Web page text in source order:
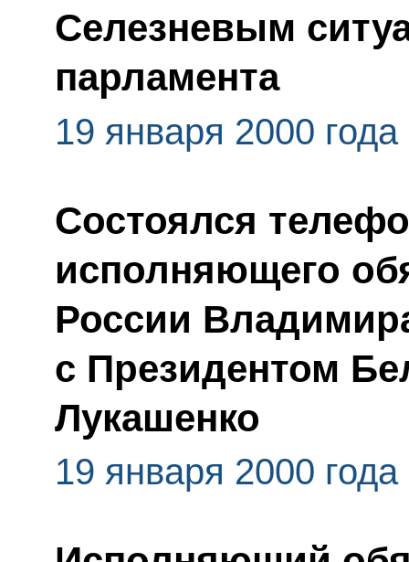
Селезневым
парламента
19 января 2000 года
Состоялся
исполняющего
России
с Президентом
Лукашенко
19 января 2000 года